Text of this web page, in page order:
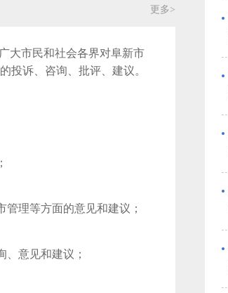
更多>
大市民和社会各界对阜新市
投诉、咨询、批评、建议。
理等方面的意见和建议；
意见和建议；